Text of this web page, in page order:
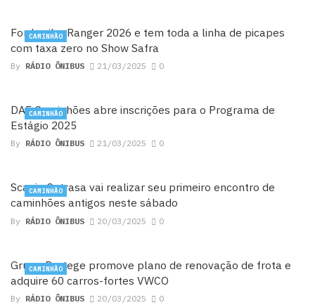
Ford exibe Ranger 2026 e tem toda a linha de picapes
com taxa zero no Show Safra
By RÁDIO ÔNIBUS 21/03/2025 0
CAMINHÃO
DAF Caminhões abre inscrições para o Programa de
Estágio 2025
By RÁDIO ÔNIBUS 21/03/2025 0
CAMINHÃO
Scania Cotrasa vai realizar seu primeiro encontro de
caminhões antigos neste sábado
By RÁDIO ÔNIBUS 20/03/2025 0
CAMINHÃO
Grupo Protege promove plano de renovação de frota e
adquire 60 carros-fortes VWCO
By RÁDIO ÔNIBUS 20/03/2025 0
CAMINHÃO